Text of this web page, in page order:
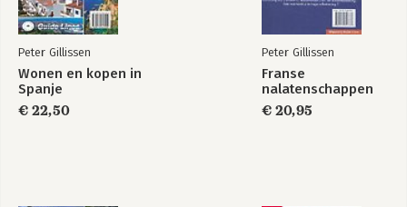
Peter Gillissen
Wonen en kopen in
Spanje
€ 22,50
Peter Gillissen
Franse
nalatenschappen
€ 20,95